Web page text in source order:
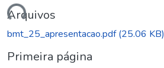
Arquivos
bmt_25_apresentacao.pdf(25.06 KB)
Primeira página